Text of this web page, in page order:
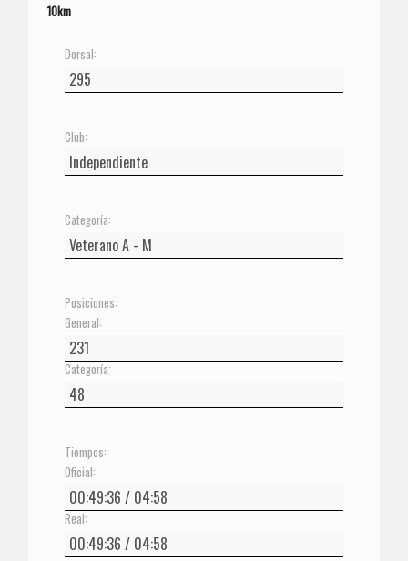
10km
Dorsal:
Club:
Categoría:
Posiciones:
General:
Categoría:
Tiempos:
Oficial:
Real: